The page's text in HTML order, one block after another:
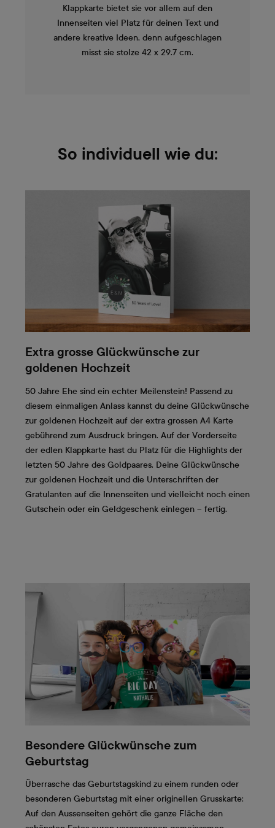
Klappkarte bietet sie vor allem auf den
Innenseiten viel Platz für deinen Text und
andere kreative Ideen, denn aufgeschlagen
misst sie stolze 42 x 29.7 cm.
So individuell wie du:
Extra grosse Glückwünsche zur
goldenen Hochzeit
50 Jahre Ehe sind ein echter Meilenstein! Passend zu
diesem einmaligen Anlass kannst du deine Glückwünsche
zur goldenen Hochzeit auf der extra grossen A4 Karte
gebührend zum Ausdruck bringen. Auf der Vorderseite
der edlen Klappkarte hast du Platz für die Highlights der
letzten 50 Jahre des Goldpaares. Deine Glückwünsche
zur goldenen Hochzeit und die Unterschriften der
Gratulanten auf die Innenseiten und vielleicht noch einen
Gutschein oder ein Geldgeschenk einlegen – fertig.
Besondere Glückwünsche zum
Geburtstag
Überrasche das Geburtstagskind zu einem runden oder
besonderen Geburtstag mit einer originellen Grusskarte:
Auf den Aussenseiten gehört die ganze Fläche den